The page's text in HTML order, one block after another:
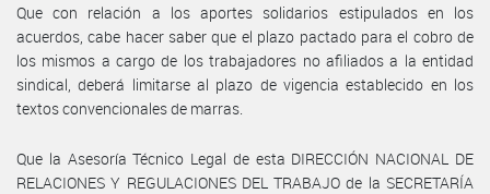
Que con relación a los aportes solidarios estipulados en los
acuerdos, cabe hacer saber que el plazo pactado para el cobro de
los mismos a cargo de los trabajadores no afiliados a la entidad
sindical, deberá limitarse al plazo de vigencia establecido en los
textos convencionales de marras.
Que la Asesoría Técnico Legal de esta DIRECCIÓN NACIONAL DE
RELACIONES Y REGULACIONES DEL TRABAJO de la SECRETARÍA